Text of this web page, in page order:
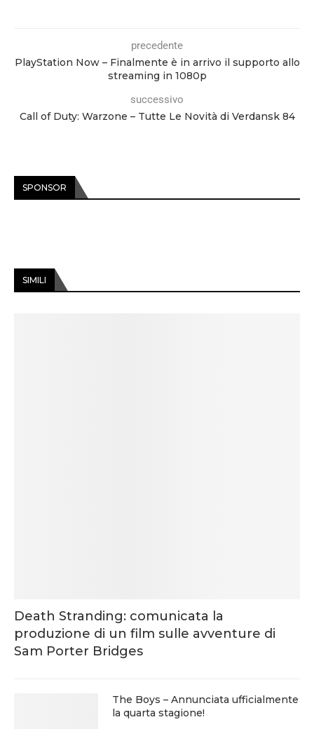
precedente
PlayStation Now – Finalmente è in arrivo il supporto allo
streaming in 1080p
successivo
Call of Duty: Warzone – Tutte Le Novità di Verdansk 84
SPONSOR
SIMILI
Death Stranding: comunicata la
produzione di un film sulle avventure di
Sam Porter Bridges
The Boys – Annunciata ufficialmente
la quarta stagione!